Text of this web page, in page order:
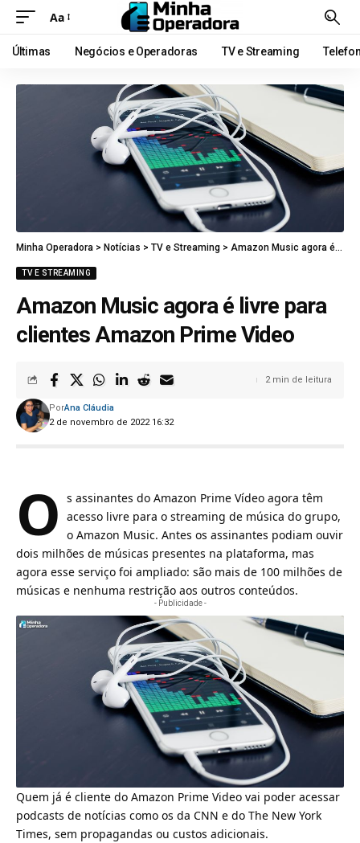
Aa
Últimas Negócios e Operadoras TV e Streaming
Minha Operadora > Notícias > TV e Streaming > Amazon Music agora é livre para clientes Amazon Prime Video
TV E STREAMING
Amazon Music agora é livre para
clientes Amazon Prime Video
2 de novembro de 2022 16:32
PorAna Cláudia
2 min de leitura
O s assinantes do Amazon Prime Vídeo agora têm
acesso livre para o streaming de música do grupo,
o Amazon Music. Antes os assinantes podiam ouvir
dois milhões de músicas presentes na plataforma, mas
agora esse serviço foi ampliado: são mais de 100 milhões de
músicas e nenhuma restrição aos outros conteúdos.
- Publicidade -
Quem já é cliente do Amazon Prime Video vai poder acessar
podcasts de notícias como os da CNN e do The New York
Times, sem propagandas ou custos adicionais.